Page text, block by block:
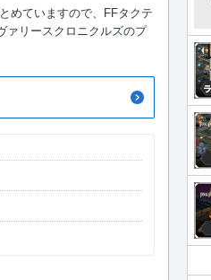
めていますので、FFタクテ
ァリースクロニクルズのプ